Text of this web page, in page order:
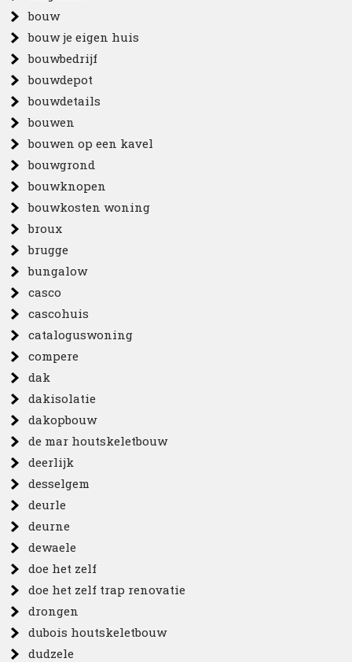
bouw
bouw je eigen huis
bouwbedrijf
bouwdepot
bouwdetails
bouwen
bouwen op een kavel
bouwgrond
bouwknopen
bouwkosten woning
broux
brugge
bungalow
casco
cascohuis
cataloguswoning
compere
dak
dakisolatie
dakopbouw
de mar houtskeletbouw
deerlijk
desselgem
deurle
deurne
dewaele
doe het zelf
doe het zelf trap renovatie
drongen
dubois houtskeletbouw
dudzele